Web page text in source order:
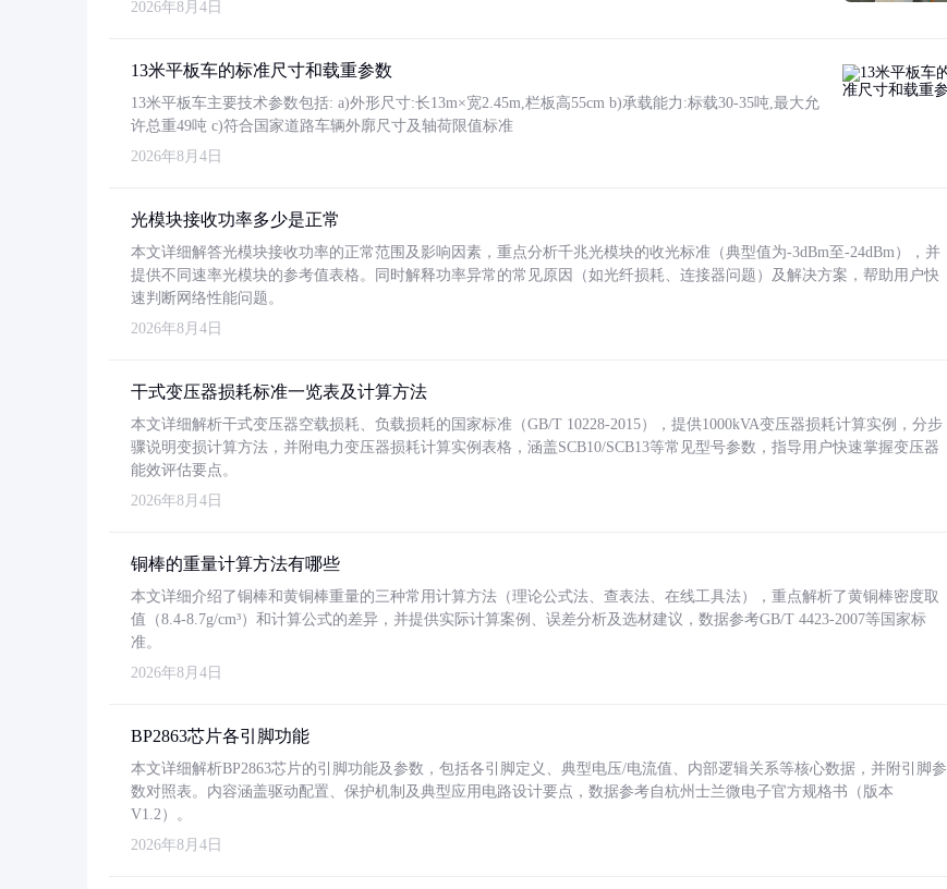
2026年8月4日
13米平板车的标准尺寸和载重参数
13米平板车主要技术参数包括: a)外形尺寸:长13m×宽2.45m,栏板高55cm b)承载能力:标载30-35吨,最大允
许总重49吨 c)符合国家道路车辆外廓尺寸及轴荷限值标准
2026年8月4日
光模块接收功率多少是正常
本文详细解答光模块接收功率的正常范围及影响因素，重点分析千兆光模块的收光标准（典型值为-3dBm至-24dBm），并
提供不同速率光模块的参考值表格。同时解释功率异常的常见原因（如光纤损耗、连接器问题）及解决方案，帮助用户快
速判断网络性能问题。
2026年8月4日
干式变压器损耗标准一览表及计算方法
本文详细解析干式变压器空载损耗、负载损耗的国家标准（GB/T 10228-2015），提供1000kVA变压器损耗计算实例，分步
骤说明变损计算方法，并附电力变压器损耗计算实例表格，涵盖SCB10/SCB13等常见型号参数，指导用户快速掌握变压器
能效评估要点。
2026年8月4日
铜棒的重量计算方法有哪些
本文详细介绍了铜棒和黄铜棒重量的三种常用计算方法（理论公式法、查表法、在线工具法），重点解析了黄铜棒密度取
值（8.4-8.7g/cm³）和计算公式的差异，并提供实际计算案例、误差分析及选材建议，数据参考GB/T 4423-2007等国家标
准。
2026年8月4日
BP2863芯片各引脚功能
本文详细解析BP2863芯片的引脚功能及参数，包括各引脚定义、典型电压/电流值、内部逻辑关系等核心数据，并附引脚参
数对照表。内容涵盖驱动配置、保护机制及典型应用电路设计要点，数据参考自杭州士兰微电子官方规格书（版本
V1.2）。
2026年8月4日